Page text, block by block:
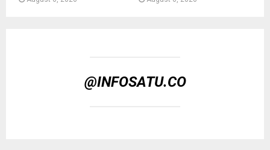
@INFOSATU.CO